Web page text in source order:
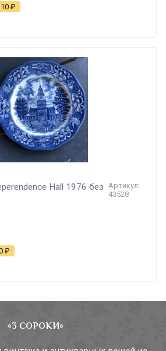
₽
Hall 1976 без Артикул:
43528
₽
«3 СОРОКИ»